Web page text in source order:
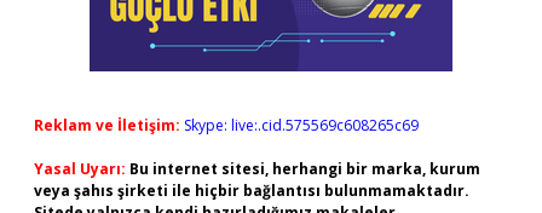
Reklam ve İletişim: Skype: live:.cid.575569c608265c69
Yasal Uyarı: Bu internet sitesi, herhangi bir marka, kurum
veya şahıs şirketi ile hiçbir bağlantısı bulunmamaktadır.